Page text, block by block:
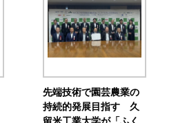
先端技術で園芸農業の
持続的発展目指す 久